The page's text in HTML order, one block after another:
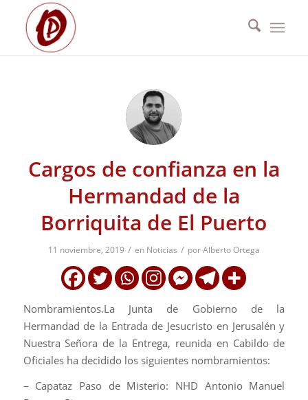
Cargos de confianza en la
Hermandad de la
Borriquita de El Puerto
11 noviembre, 2019 / en Noticias / porAlberto Ortega
Nombramientos.La Junta de Gobierno de la
Hermandad de la Entrada de Jesucristo en Jerusalén y
Nuestra Señora de la Entrega, reunida en Cabildo de
Oficiales ha decidido los siguientes nombramientos:
– Capataz Paso de Misterio: NHD Antonio Manuel